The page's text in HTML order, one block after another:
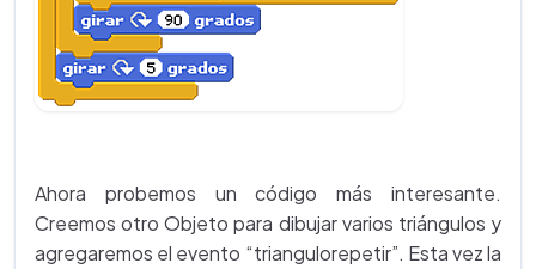
Ahora probemos un código más interesante.
Creemos otro Objeto para dibujar varios triángulos y
agregaremos el evento “triangulorepetir”. Esta vez la